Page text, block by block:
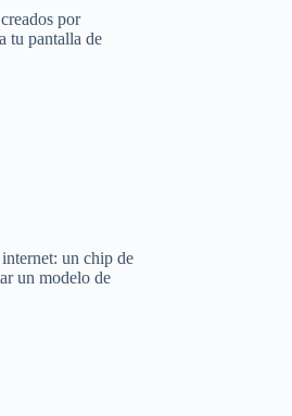
por
tu pantalla de
un chip de
un modelo de